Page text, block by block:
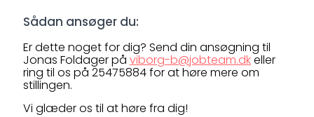
Sådan ansøger du:
Er dette noget for dig? Send din ansøgning til
Jonas Foldager på viborg-b@jobteam.dkeller
ring til os på 25475884 for at høre mere om
stillingen.
Vi glæder os til at høre fra dig!